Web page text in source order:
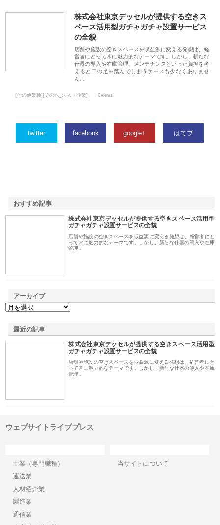
株式会社東京デッセルが提供する空きス
ペース活用型ガチャガチャ設置サービス
の全貌
店舗や施設の空きスペースを収益源に変える発想は、経
営者にとって常に魅力的なテーマです。しかし、新たな
什器の導入や在庫管理、メンテナンスといった負担を考
えると二の足を踏んでしまうケースも少なくありませ
ん…
[その他業種][その他_法人・企業] 0views
twitter facebook google+ はてブ
おすすめ記事
株式会社東京デッセルが提供する空きスペース活用型
ガチャガチャ設置サービスの全貌
店舗や施設の空きスペースを収益源に変える発想は、経営者にと
って常に魅力的なテーマです。しかし、新たな什器の導入や在庫
管理…
アーカイブ
最近の記事
株式会社東京デッセルが提供する空きスペース活用型
ガチャガチャ設置サービスの全貌
店舗や施設の空きスペースを収益源に変える発想は、経営者にと
って常に魅力的なテーマです。しかし、新たな什器の導入や在庫
管理…
ウェブサイトライブプレス
士業（専門職種）
運送業
人材紹介業
製造業
通信業
当サイトについて